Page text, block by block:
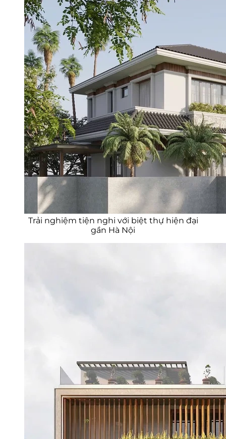
Trải nghiệm tiện nghi với biệt thự hiện đại
gần Hà Nội